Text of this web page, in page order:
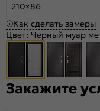
210×86
Как сделать замеры
Цвет: Черный муар
Закажите